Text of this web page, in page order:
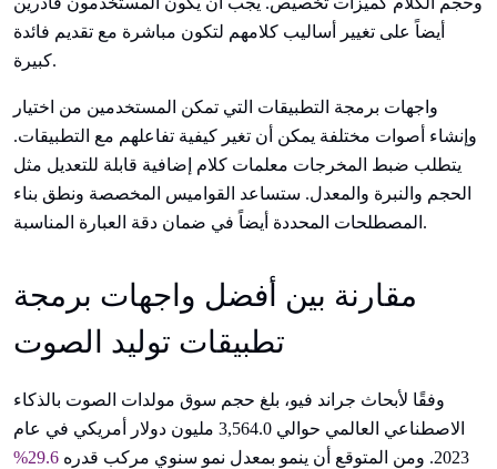
أيضاً على تغيير أساليب كلامهم لتكون مباشرة مع تقديم فائدة
كبيرة.
واجهات برمجة التطبيقات التي تمكن المستخدمين من اختيار
وإنشاء أصوات مختلفة يمكن أن تغير كيفية تفاعلهم مع التطبيقات.
يتطلب ضبط المخرجات معلمات كلام إضافية قابلة للتعديل مثل
الحجم والنبرة والمعدل. ستساعد القواميس المخصصة ونطق بناء
المصطلحات المحددة أيضاً في ضمان دقة العبارة المناسبة.
مقارنة بين أفضل واجهات برمجة
تطبيقات توليد الصوت
وفقًا لأبحاث جراند فيو، بلغ حجم سوق مولدات الصوت بالذكاء
الاصطناعي العالمي حوالي 3,564.0 مليون دولار أمريكي في عام
2023. ومن المتوقع أن ينمو بمعدل نمو سنوي مركب قدره
29.6%